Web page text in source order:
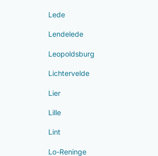
Lede
Lendelede
Leopoldsburg
Lichtervelde
Lier
Lille
Lint
Lo-Reninge